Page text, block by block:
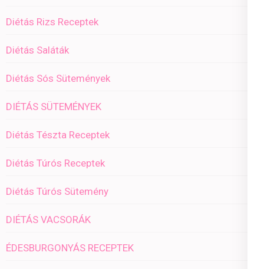
Diétás Rizs Receptek
Diétás Saláták
Diétás Sós Sütemények
DIÉTÁS SÜTEMÉNYEK
Diétás Tészta Receptek
Diétás Túrós Receptek
Diétás Túrós Sütemény
DIÉTÁS VACSORÁK
ÉDESBURGONYÁS RECEPTEK